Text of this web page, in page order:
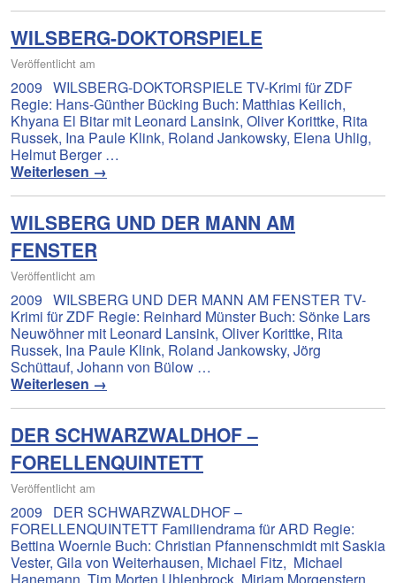
WILSBERG-DOKTORSPIELE
Veröffentlicht am
2009 WILSBERG-DOKTORSPIELE TV-Krimi für ZDF
Regie: Hans-Günther Bücking Buch: Matthias Keilich,
Khyana El Bitar mit Leonard Lansink, Oliver Korittke, Rita
Russek, Ina Paule Klink, Roland Jankowsky, Elena Uhlig,
Helmut Berger …
Weiterlesen →
WILSBERG UND DER MANN AM
FENSTER
Veröffentlicht am
2009 WILSBERG UND DER MANN AM FENSTER TV-
Krimi für ZDF Regie: Reinhard Münster Buch: Sönke Lars
Neuwöhner mit Leonard Lansink, Oliver Korittke, Rita
Russek, Ina Paule Klink, Roland Jankowsky, Jörg
Schüttauf, Johann von Bülow …
Weiterlesen →
DER SCHWARZWALDHOF –
FORELLENQUINTETT
Veröffentlicht am
2009 DER SCHWARZWALDHOF –
FORELLENQUINTETT Familiendrama für ARD Regie:
Bettina Woernle Buch: Christian Pfannenschmidt mit Saskia
Vester, Gila von Weiterhausen, Michael Fitz, Michael
Hanemann, Tim Morten Uhlenbrock, Miriam Morgenstern,